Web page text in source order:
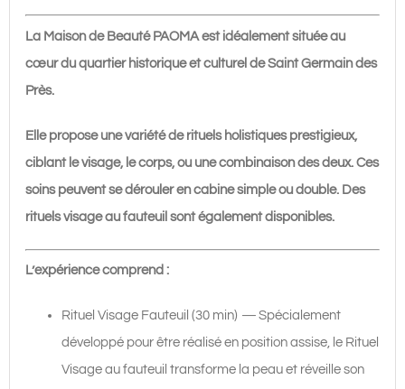
La Maison de Beauté PAOMA est idéalement située au
cœur du quartier historique et culturel de Saint Germain des
Près.
Elle propose une variété de rituels holistiques prestigieux,
ciblant le visage, le corps, ou une combinaison des deux. Ces
soins peuvent se dérouler en cabine simple ou double. Des
rituels visage au fauteuil sont également disponibles.
L’expérience comprend :
Rituel Visage Fauteuil (30 min) — Spécialement
développé pour être réalisé en position assise, le Rituel
Visage au fauteuil transforme la peau et réveille son